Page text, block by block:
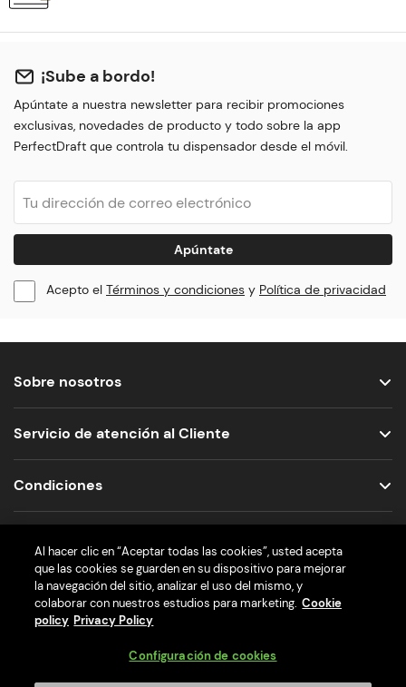
¡Sube a bordo!
Apúntate a nuestra newsletter para recibir promociones
exclusivas, novedades de producto y todo sobre la app
PerfectDraft que controla tu dispensador desde el móvil.
Apúntate
Acepto el Términos y condiciones y Política de privacidad
Sobre nosotros
Servicio de atención al Cliente
Condiciones
Al hacer clic en “Aceptar todas las cookies”, usted acepta
que las cookies se guarden en su dispositivo para mejorar
la navegación del sitio, analizar el uso del mismo, y
colaborar con nuestros estudios para marketing. Cookie
policy Privacy Policy
Configuración de cookies